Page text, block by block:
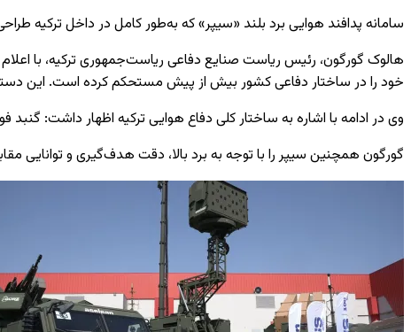
سامانه پدافند هوایی برد بلند «سیپر» که به‌طور کامل در داخل ترکیه
هالوک گورگون، رئیس ریاست صنایع دفاعی ریاست‌جمهوری ترکیه، با
خود را در ساختار دفاعی کشور بیش از پیش مستحکم کرده است. این
وی در ادامه با اشاره به ساختار کلی دفاع هوایی ترکیه اظهار داشت: گنبد
گورگون همچنین سیپر را با توجه به برد بالا، دقت هدف‌گیری و توانایی